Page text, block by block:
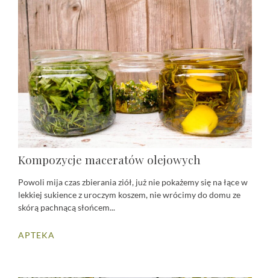
Kompozycje maceratów olejowych
Powoli mija czas zbierania ziół, już nie pokażemy się na łące w
lekkiej sukience z uroczym koszem, nie wrócimy do domu ze
skórą pachnącą słońcem...
APTEKA